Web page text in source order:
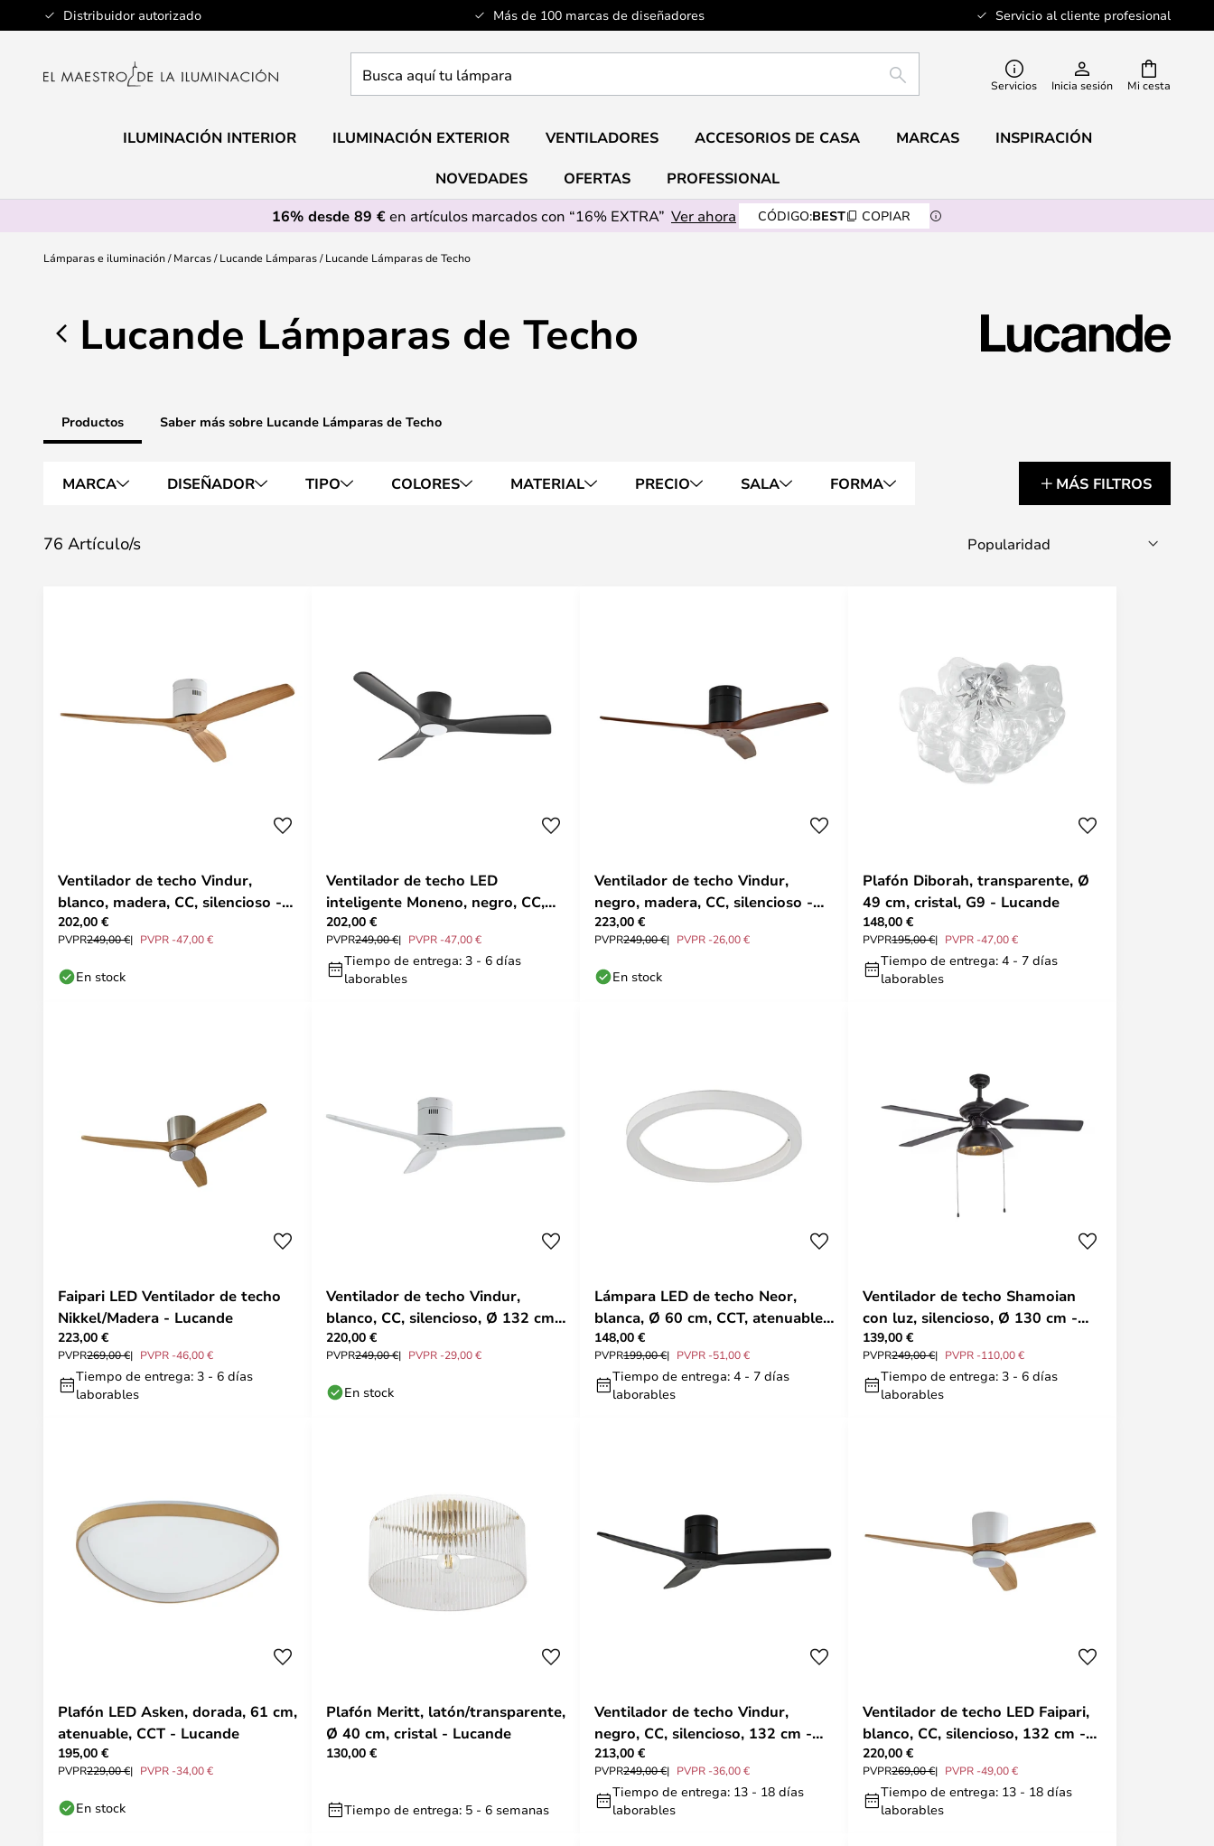
Distribuidor autorizado Más de 100 marcas de diseñadores Servicio al cliente profesional
Ir
al
Mi cesta
aquí
lámpara
BUSCAR Servicios Inicia sesión
ILUMINACIÓN INTERIOR ILUMINACIÓN EXTERIOR VENTILADORES ACCESORIOS DE CASA MARCAS INSPIRACIÓN
NOVEDADES OFERTAS
PROFESSIONAL
16% desde 89 €en artículos marcados con “16% EXTRA” Ver ahora CÓDIGO:BEST COPIAR
Lámparas e iluminación Marcas Lucande Lámparas Lucande Lámparas de Techo
Lucande Lámparas de Techo
Productos Saber más sobre Lucande Lámparas de Techo
MARCA DISEÑADOR TIPO COLORES MATERIAL PRECIO SALA FORMA MÁS FILTROS
76 Artículo/s
Ventilador de techo Vindur,
blanco, madera, CC, silencioso -
Lucande
202,00 €
PVPR249,00 € PVPR -47,00 €
En stock
Ventilador de techo LED
inteligente Moneno, negro, CC,
Tuya - Lucande
202,00 €
PVPR249,00 € PVPR -47,00 €
Tiempo de entrega: 3 - 6 días
laborables
Ventilador de techo Vindur,
negro, madera, CC, silencioso -
Lucande
223,00 €
PVPR249,00 € PVPR -26,00 €
En stock
Plafón Diborah, transparente, Ø
49 cm, cristal, G9 - Lucande
148,00 €
PVPR195,00 € PVPR -47,00 €
Tiempo de entrega: 4 - 7 días
laborables
Faipari LED Ventilador de techo
Nikkel/Madera - Lucande
223,00 €
PVPR269,00 € PVPR -46,00 €
Tiempo de entrega: 3 - 6 días
laborables
Ventilador de techo Vindur,
blanco, CC, silencioso, Ø 132 cm -
Lucande
220,00 €
PVPR249,00 € PVPR -29,00 €
En stock
Lámpara LED de techo Neor,
blanca, Ø 60 cm, CCT, atenuable -
Lucande
148,00 €
PVPR199,00 € PVPR -51,00 €
Tiempo de entrega: 4 - 7 días
laborables
Ventilador de techo Shamoian
con luz, silencioso, Ø 130 cm -
Lucande
139,00 €
PVPR249,00 € PVPR -110,00 €
Tiempo de entrega: 3 - 6 días
laborables
Plafón LED Asken, dorada, 61 cm,
atenuable, CCT - Lucande
195,00 €
PVPR229,00 € PVPR -34,00 €
En stock
Plafón Meritt, latón/transparente,
Ø 40 cm, cristal - Lucande
130,00 €
Tiempo de entrega: 5 - 6 semanas
Ventilador de techo Vindur,
negro, CC, silencioso, 132 cm -
Lucande
213,00 €
PVPR249,00 € PVPR -36,00 €
Tiempo de entrega: 13 - 18 días
laborables
Ventilador de techo LED Faipari,
blanco, CC, silencioso, 132 cm -
Lucande
220,00 €
PVPR269,00 € PVPR -49,00 €
Tiempo de entrega: 13 - 18 días
laborables